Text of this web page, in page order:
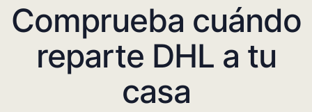
Comprueba cuándo
reparte DHL a tu
casa